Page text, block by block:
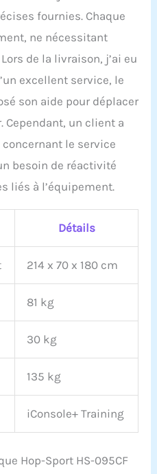
au bord du
fournies. Chaque
ne nécessitant
de la livraison, j’ai eu
excellent service, le
son aide pour déplacer
Cependant, un client a
le service
besoin de réactivité
liés à l’équipement.
Détails
214 x 70 x 180 cm
81 kg
30 kg
135 kg
iConsole+ Training
Hop-Sport HS-095CF